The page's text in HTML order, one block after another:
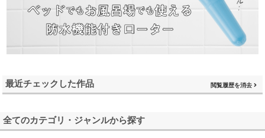
最近チェックした作品 閲覧履歴を消去
全てのカテゴリ・ジャンルから探す